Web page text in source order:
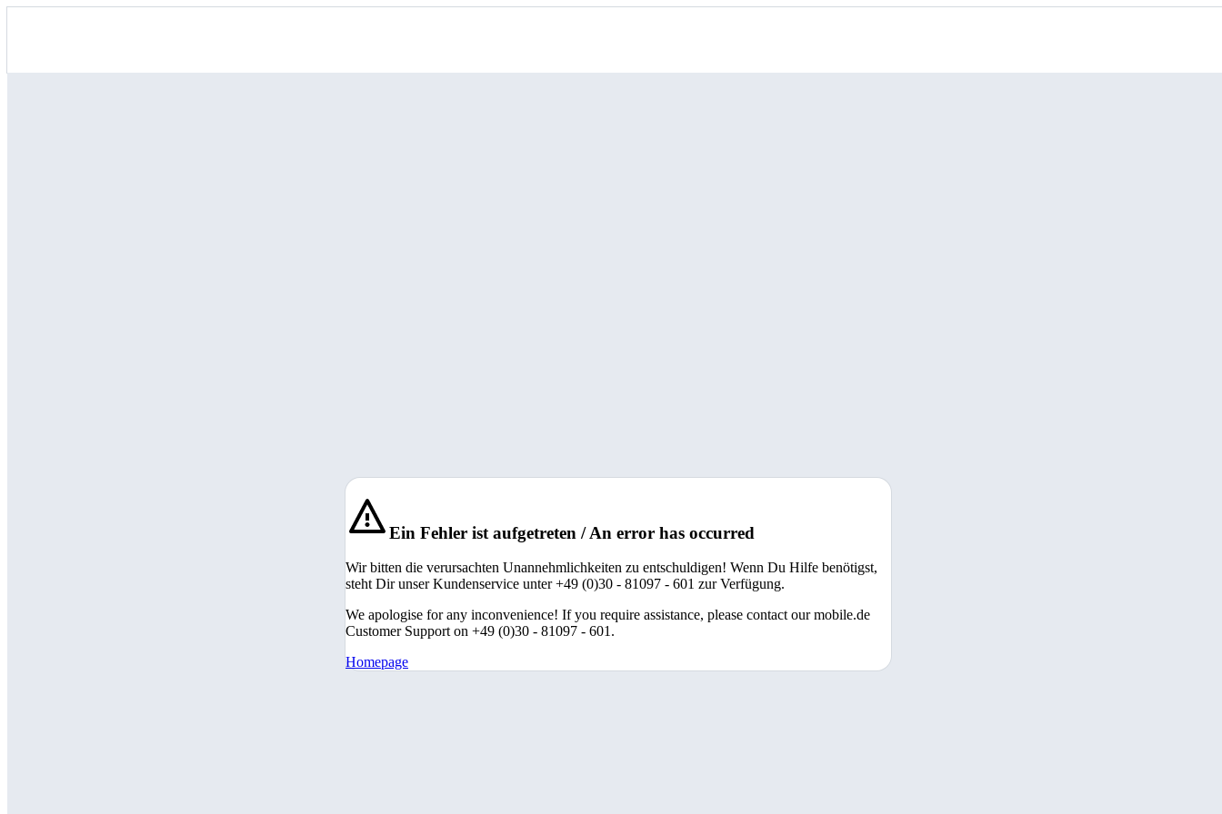
Ein Fehler ist aufgetreten / An error has occurred
Wir bitten die verursachten Unannehmlichkeiten zu entschuldigen! Wenn Du Hilfe benötigst,
steht Dir unser Kundenservice unter +49 (0)30 - 81097 - 601 zur Verfügung.
We apologise for any inconvenience! If you require assistance, please contact our mobile.de
Customer Support on +49 (0)30 - 81097 - 601.
Homepage